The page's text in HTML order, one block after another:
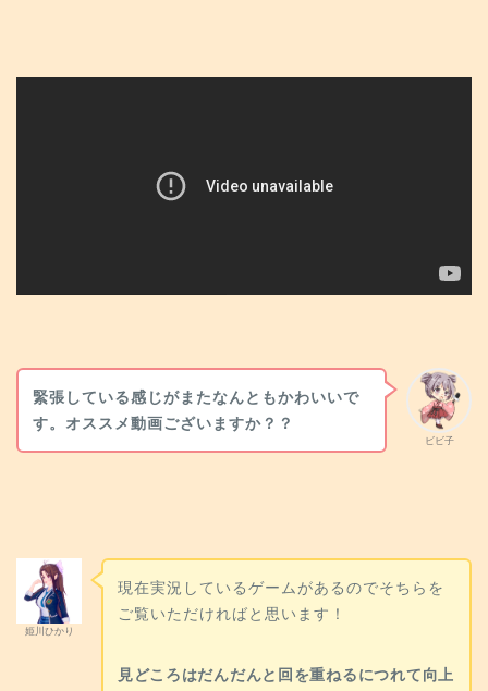
ビビ子
緊張している感じがまたなんともかわいいで
す。オススメ動画ございますか？？
姫川ひかり
現在実況しているゲームがあるのでそちらを
ご覧いただければと思います！
見どころはだんだんと回を重ねるにつれて向上